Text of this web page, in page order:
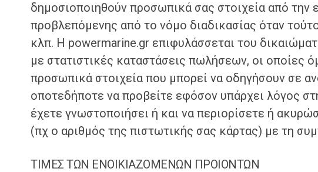
δημοσιοποιηθούν προσωπικά σας στοιχεία από την
προβλεπόμενης από το νόμο διαδικασίας όταν
κλπ. H powermarine.gr επιφυλάσσεται του
με στατιστικές καταστάσεις πωλήσεων, οι οποίες
προσωπικά στοιχεία που μπορεί να οδηγήσουν σε
οποτεδήποτε να προβείτε εφόσον υπάρχει λόγος
έχετε γνωστοποιήσει ή και να περιορίσετε ή
(πχ ο αριθμός της πιστωτικής σας κάρτας) με τη
ΤΙΜΕΣ ΤΩΝ ΕΝΟΙΚΙΑΖΟΜΕΝΩΝ ΠΡΟΙΟΝΤΩΝ